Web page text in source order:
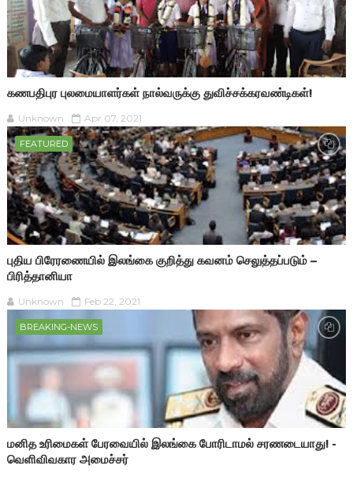
கணபதிபுர புலமையாளர்கள் நால்வருக்கு துவிச்சக்கரவண்டிகள்!
Unknown Apr 07, 2021
FEATURED
புதிய பிரேரணையில் இலங்கை குறித்து கவனம் செலுத்தப்படும் –
பிரித்தானியா
Unknown Feb 22, 2021
BREAKING-NEWS
மனித உரிமைகள் பேரவையில் இலங்கை போரிடாமல் சரணடையாது! -
வெளிவிவகார அமைச்சர்